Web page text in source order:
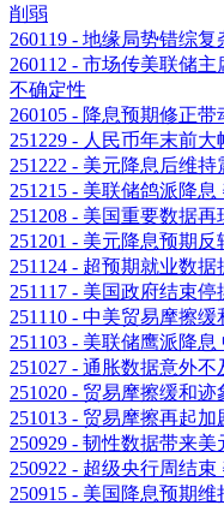
削弱
260119 - 地缘局势错综
260112 - 市场传美联储
不确定性
260105 - 降息预期修正
251229 - 人民币年末前
251222 - 美元降息后维
251215 - 美联储鸽派降
251208 - 美国重要数据
251201 - 美元降息预期
251124 - 超预期就业数
251117 - 美国政府结束
251110 - 中美贸易摩擦
251103 - 美联储鹰派降
251027 - 通胀数据意外
251020 - 贸易摩擦缓和
251013 - 贸易摩擦再起
250929 - 韧性数据带来
250922 - 超级央行周结
250915 - 美国降息预期